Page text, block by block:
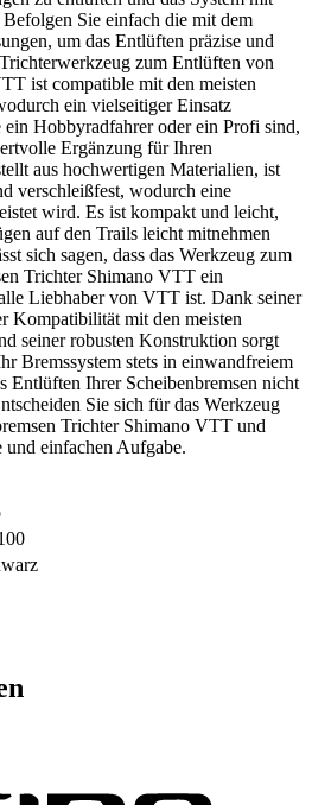
Sie einfach die mit dem
um das Entlüften präzise und
zum Entlüften von
ist compatible mit den meisten
ein vielseitiger Einsatz
Hobbyradfahrer oder ein Profi sind,
Ergänzung für Ihren
aus hochwertigen Materialien, ist
verschleißfest, wodurch eine
wird. Es ist kompakt und leicht,
auf den Trails leicht mitnehmen
sich sagen, dass das Werkzeug zum
Trichter Shimano VTT ein
Liebhaber von VTT ist. Dank seiner
Kompatibilität mit den meisten
seiner robusten Konstruktion sorgt
Bremssystem stets in einwandfreiem
Entlüften Ihrer Scheibenbremsen nicht
Sie sich für das Werkzeug
Trichter Shimano VTT und
und einfachen Aufgabe.